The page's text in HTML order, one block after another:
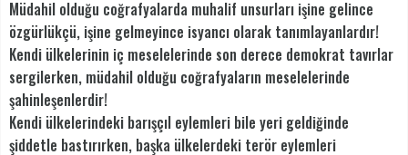
Müdahil olduğu coğrafyalarda muhalif unsurları işine gelince
özgürlükçü, işine gelmeyince isyancı olarak tanımlayanlardır!
Kendi ülkelerinin iç meselelerinde son derece demokrat tavırlar
sergilerken, müdahil olduğu coğrafyaların meselelerinde
şahinleşenlerdir!
Kendi ülkelerindeki barışçıl eylemleri bile yeri geldiğinde
şiddetle bastırırken, başka ülkelerdeki terör eylemleri